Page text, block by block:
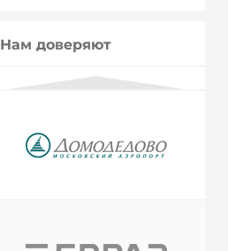
Нам доверяют